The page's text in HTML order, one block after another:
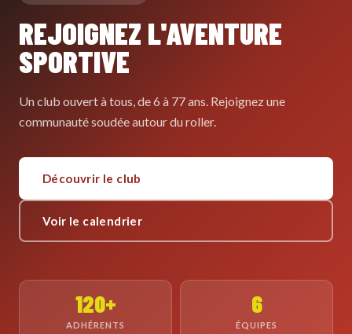
REJOIGNEZ L'AVENTURE
SPORTIVE
Un club ouvert à tous, de 6 à 77 ans. Rejoignez une
communauté soudée autour du roller.
Découvrir le club
Voir le calendrier
120+
ADHÉRENTS
6
ÉQUIPES